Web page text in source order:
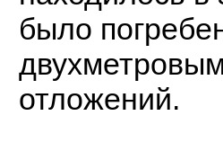
было
отложений.